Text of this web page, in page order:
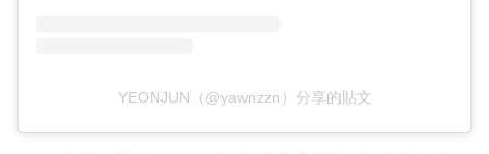
YEONJUN（@yawnzzn）分享的貼文